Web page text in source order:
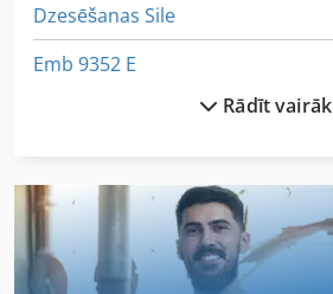
Dzesēšanas Sile
Emb 9352 E
Izlietne Slīpēšanas Mašīna
Ks 205
Rādīt vairāk